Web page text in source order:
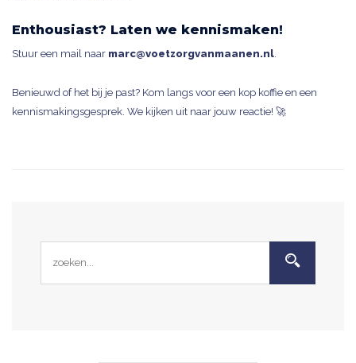
Enthousiast? Laten we kennismaken!
Stuur een mail naar marc@voetzorgvanmaanen.nl.
Benieuwd of het bij je past? Kom langs voor een kop koffie en een
kennismakingsgesprek. We kijken uit naar jouw reactie! 🚀